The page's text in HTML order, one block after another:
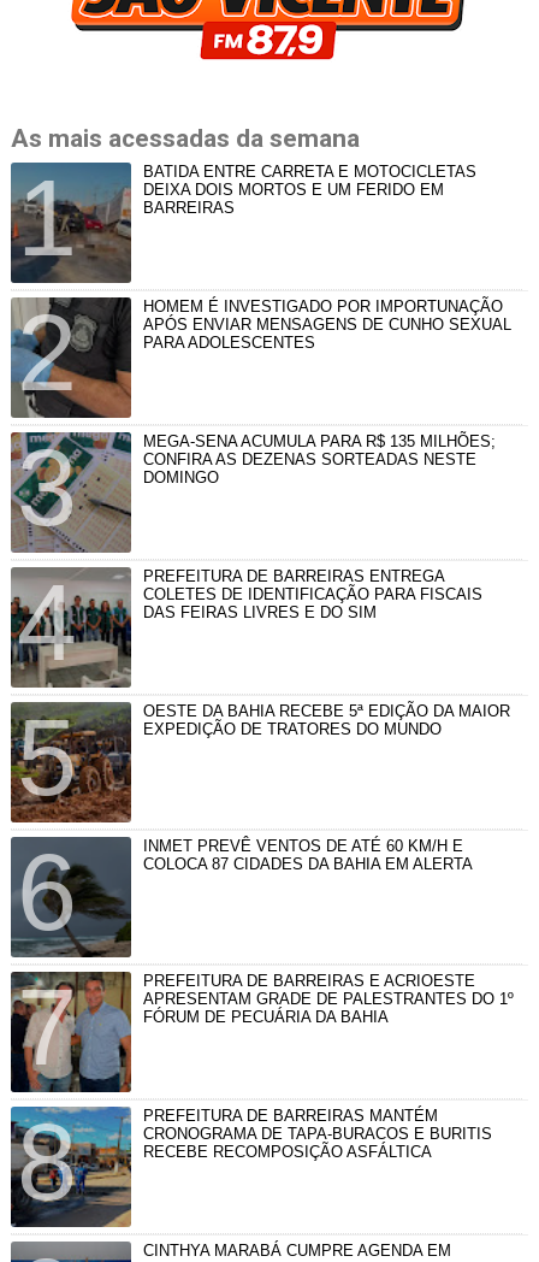
As mais acessadas da semana
BATIDA ENTRE CARRETA E MOTOCICLETAS
DEIXA DOIS MORTOS E UM FERIDO EM
BARREIRAS
HOMEM É INVESTIGADO POR IMPORTUNAÇÃO
APÓS ENVIAR MENSAGENS DE CUNHO SEXUAL
PARA ADOLESCENTES
MEGA-SENA ACUMULA PARA R$ 135 MILHÕES;
CONFIRA AS DEZENAS SORTEADAS NESTE
DOMINGO
PREFEITURA DE BARREIRAS ENTREGA
COLETES DE IDENTIFICAÇÃO PARA FISCAIS
DAS FEIRAS LIVRES E DO SIM
OESTE DA BAHIA RECEBE 5ª EDIÇÃO DA MAIOR
EXPEDIÇÃO DE TRATORES DO MUNDO
INMET PREVÊ VENTOS DE ATÉ 60 KM/H E
COLOCA 87 CIDADES DA BAHIA EM ALERTA
PREFEITURA DE BARREIRAS E ACRIOESTE
APRESENTAM GRADE DE PALESTRANTES DO 1º
FÓRUM DE PECUÁRIA DA BAHIA
PREFEITURA DE BARREIRAS MANTÉM
CRONOGRAMA DE TAPA-BURACOS E BURITIS
RECEBE RECOMPOSIÇÃO ASFÁLTICA
CINTHYA MARABÁ CUMPRE AGENDA EM